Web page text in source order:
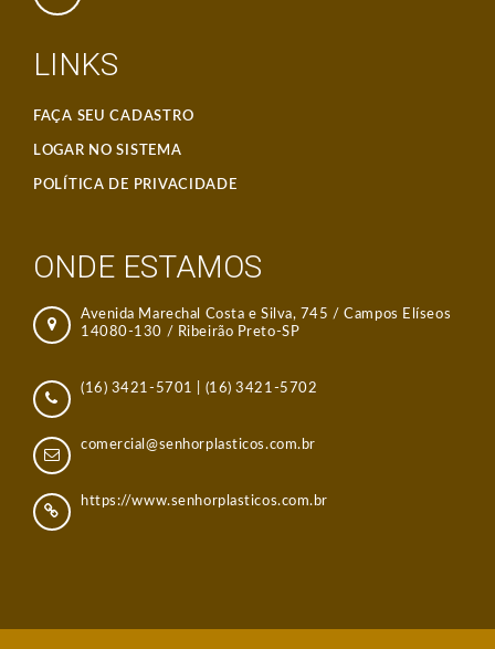
LINKS
FAÇA SEU CADASTRO
LOGAR NO SISTEMA
POLÍTICA DE PRIVACIDADE
ONDE ESTAMOS
Avenida Marechal Costa e Silva, 745 / Campos Elíseos
14080-130 / Ribeirão Preto-SP
(16) 3421-5701 (16) 3421-5702
comercial@senhorplasticos.com.br
https://www.senhorplasticos.com.br